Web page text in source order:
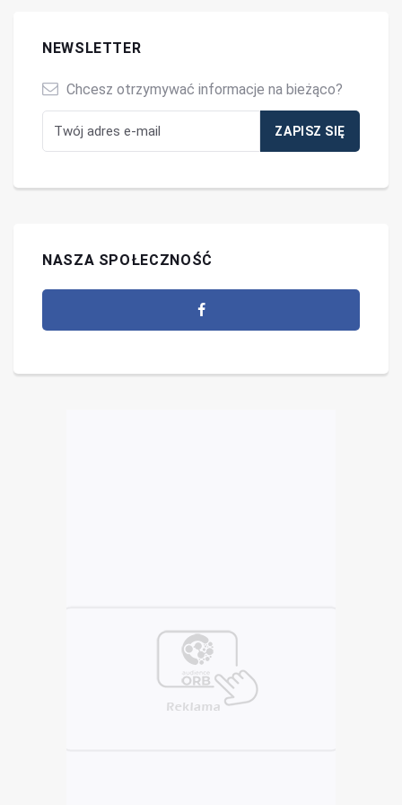
NEWSLETTER
Chcesz otrzymywać informacje na bieżąco?
NASZA SPOŁECZNOŚĆ